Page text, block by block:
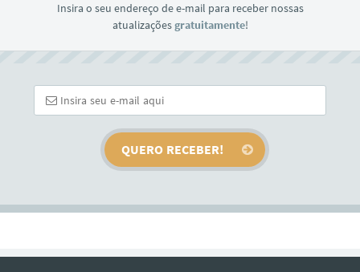
Insira o seu endereço de e-mail para receber nossas
atualizaçõesgratuitamente!